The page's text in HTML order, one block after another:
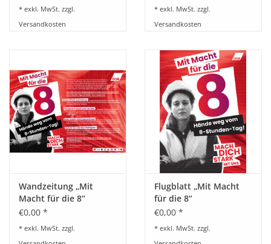
* exkl. MwSt. zzgl.
Versandkosten
* exkl. MwSt. zzgl.
Versandkosten
Wandzeitung „Mit
Macht für die 8“
€0,00 *
* exkl. MwSt. zzgl.
Flugblatt „Mit Macht
für die 8“
€0,00 *
* exkl. MwSt. zzgl.